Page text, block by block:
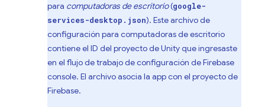
para computadoras de escritorio(google-
services-desktop.json). Este archivo de
configuración para computadoras de escritorio
contiene el ID del proyecto de Unity que ingresaste
en el flujo de trabajo de configuración deFirebase
console. El archivo asocia la app con el proyecto de
Firebase.